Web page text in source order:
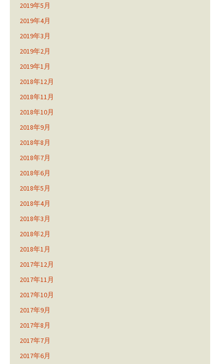
2019年5月
2019年4月
2019年3月
2019年2月
2019年1月
2018年12月
2018年11月
2018年10月
2018年9月
2018年8月
2018年7月
2018年6月
2018年5月
2018年4月
2018年3月
2018年2月
2018年1月
2017年12月
2017年11月
2017年10月
2017年9月
2017年8月
2017年7月
2017年6月